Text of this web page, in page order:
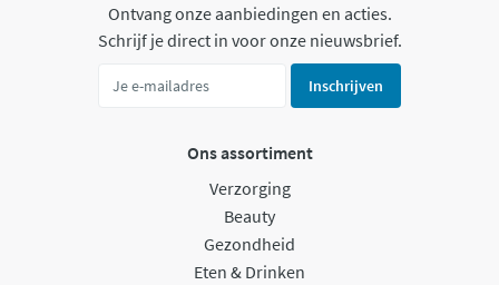
Ontvang onze aanbiedingen en acties.
Schrijf je direct in voor onze nieuwsbrief.
Inschrijven
Ons assortiment
Verzorging
Beauty
Gezondheid
Eten & Drinken